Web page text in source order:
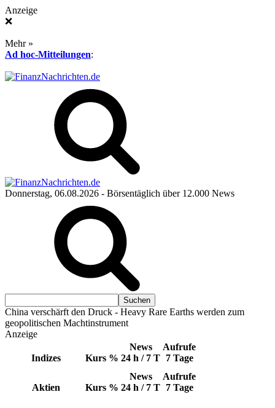
Anzeige
❌
Mehr »
Ad hoc-Mitteilungen:
Donnerstag, 06.08.2026 - Börsentäglich über 12.000 News
China verschärft den Druck - Heavy Rare Earths werden zum
geopolitischen Machtinstrument
Anzeige
Indizes Kurs %
News
24 h / 7 T
Aufrufe
7 Tage
Aktien Kurs %
News
24 h / 7 T
Aufrufe
7 Tage